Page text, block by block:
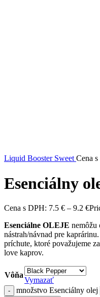
Liquid Booster Sweet Cena
Esenciálny
Cena s DPH: 7.5 € – 9.2 €
Esenciálne OLEJE nemôžu
nástrah/návnad pre
príchute, ktoré považujeme
love kaprov.
Vôňa
Vymazať
množstvo Esenciálny olej